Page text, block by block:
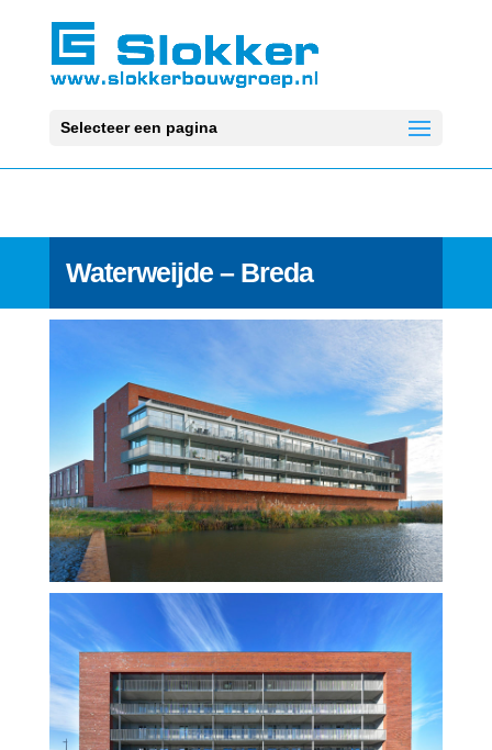
Selecteer een pagina
Waterweijde – Breda